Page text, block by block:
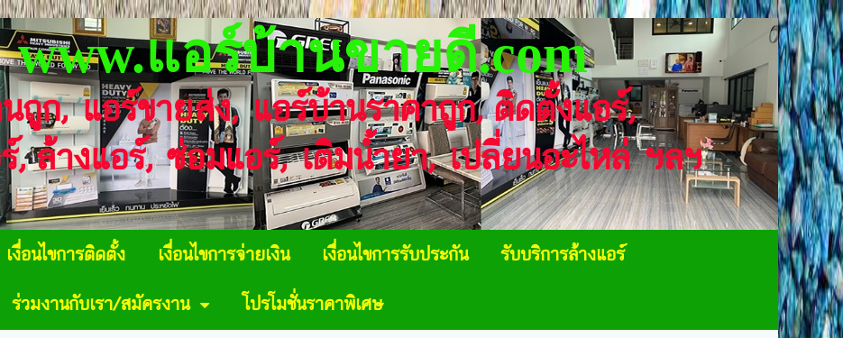
www.แอร์บ้านขายดี.com
ถูก, แอร์ขายส่ง, แอร์บ้านราคาถูก, ติดตั้งแอร์,
, ล้างแอร์, ซ่อมแอร์, เติมน้ำยา, เปลี่ยนอะไหล่ ฯลฯ
เงื่อนไขการติดตั้ง เงื่อนไขการจ่ายเงิน เงื่อนไขการรับประกัน
รับบริการล้างแอร์
ร่วมงานกับเรา/สมัครงาน โปรโมชั่นราคาพิเศษ